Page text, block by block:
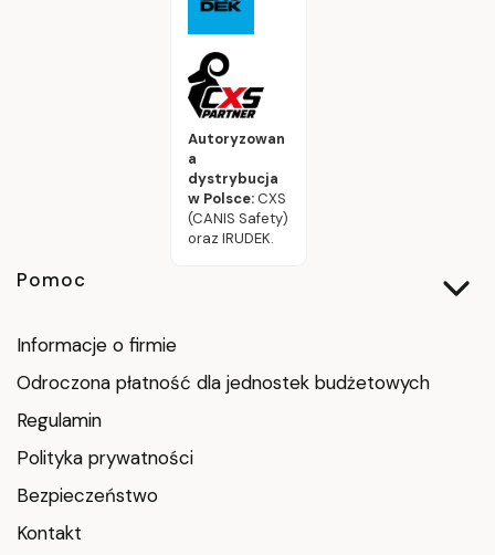
Autoryzowan
a
dystrybucja
w Polsce:CXS
(CANIS Safety)
oraz IRUDEK.
Linki w stopce
Pomoc
Informacje o firmie
Odroczona płatność dla jednostek budżetowych
Regulamin
Polityka prywatności
Bezpieczeństwo
Kontakt